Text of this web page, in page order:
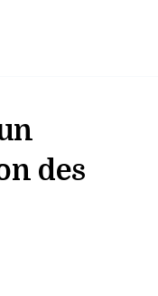
des